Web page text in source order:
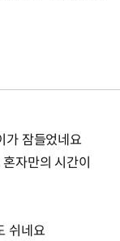
가 잠들었네요
자만의 시간이
쉬네요